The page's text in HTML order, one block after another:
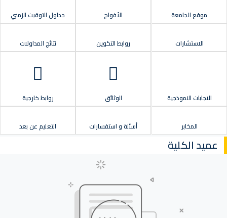
موقع الجامعة الأفواج جداول التوقيت الزمني
الاستشارات روابط التكوين نتائج المداولات
الاجابات النموذجية الوثائق روابط خارجية
المخابر أسئلة و استفسارات التعليم عن بعد
عميد الكلية